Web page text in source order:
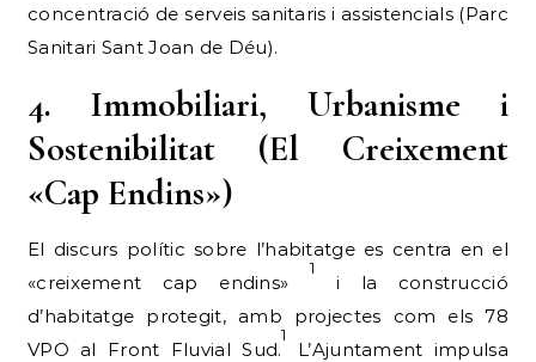
concentració de serveis sanitaris i assistencials (Parc
Sanitari Sant Joan de Déu).
4. Immobiliari, Urbanisme i
Sostenibilitat (El Creixement
«Cap Endins»)
El discurs polític sobre l’habitatge es centra en el
«creixement cap endins»
1
i la construcció
d’habitatge protegit, amb projectes com els 78
VPO al Front Fluvial Sud.
1
L’Ajuntament impulsa